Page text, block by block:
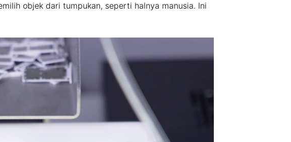
objek dari tumpukan, seperti halnya manusia. Ini